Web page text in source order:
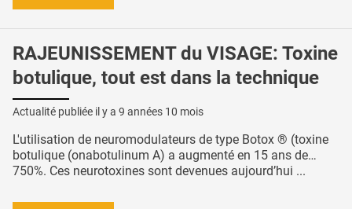
RAJEUNISSEMENT du VISAGE: Toxine
botulique, tout est dans la technique
Actualité publiée il y a 9 années 10 mois
L'utilisation de neuromodulateurs de type Botox ® (toxine
botulique (onabotulinum A) a augmenté en 15 ans de…
750%. Ces neurotoxines sont devenues aujourd’hui ...